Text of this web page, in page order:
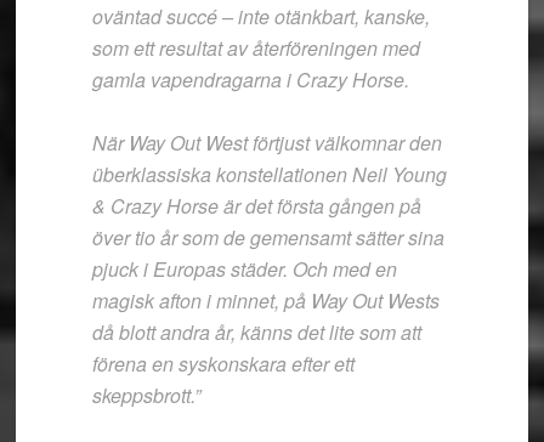
oväntad succé – inte otänkbart, kanske,
som ett resultat av återföreningen med
gamla vapendragarna i Crazy Horse.
När Way Out West förtjust välkomnar den
überklassiska konstellationen Neil Young
& Crazy Horse är det första gången på
över tio år som de gemensamt sätter sina
pjuck i Europas städer. Och med en
magisk afton i minnet, på Way Out Wests
då blott andra år, känns det lite som att
förena en syskonskara efter ett
skeppsbrott.”